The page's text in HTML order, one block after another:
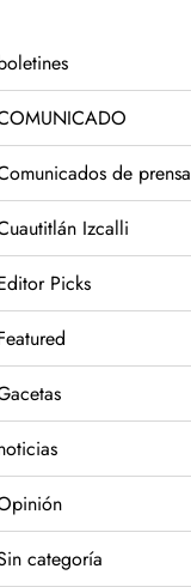
de prensa
Izcalli
Picks
categoría